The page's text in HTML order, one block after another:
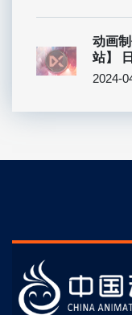
动画
站】
2024-